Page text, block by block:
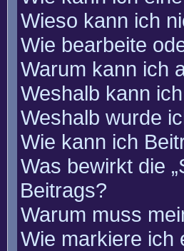
Wieso kann ich
Wie bearbeite
Warum kann ich
Weshalb kann
Weshalb wurde
Wie kann ich
Was bewirkt die
Beitrags?
Warum muss
Wie markiere ich